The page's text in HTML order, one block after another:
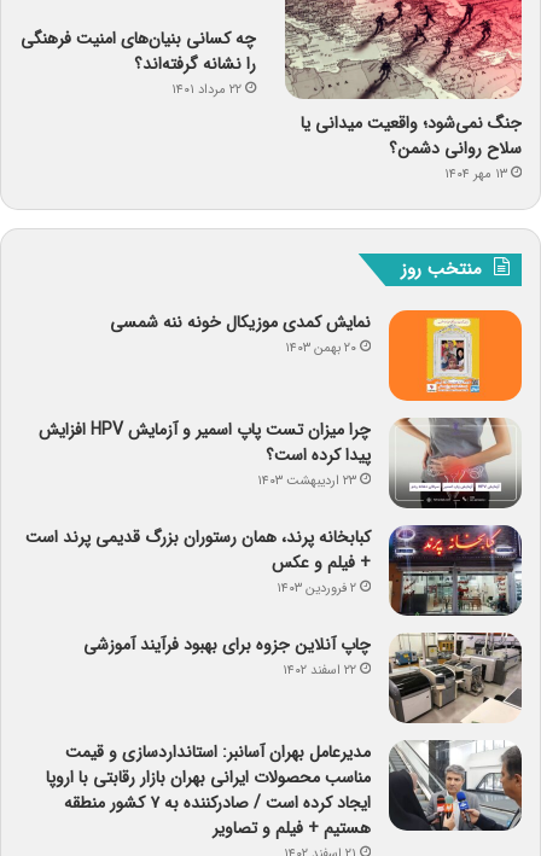
جنگ نمی‌شود؛ واقعیت میدانی یا
سلاح روانی دشمن؟
۱۳ مهر ۱۴۰۴
چه کسانی بنیان‌های امنیت فرهنگی
را نشانه گرفته‌اند؟
۲۲ مرداد ۱۴۰۱
منتخب روز
نمایش کمدی موزیکال خونه ننه شمسی
۲۰ بهمن ۱۴۰۳
چرا میزان تست پاپ اسمیر و آزمایش HPV افزایش
پیدا کرده است؟
۲۳ اردیبهشت ۱۴۰۳
کبابخانه پرند، همان رستوران بزرگ قدیمی پرند است
+ فیلم و عکس
۲ فروردین ۱۴۰۳
چاپ آنلاین جزوه برای بهبود فرآیند آموزشی
۲۲ اسفند ۱۴۰۲
مدیرعامل بهران آسانبر: استانداردسازی و قیمت
مناسب محصولات ایرانی بهران بازار رقابتی با اروپا
ایجاد کرده است / صادرکننده به ۷ کشور منطقه
هستیم + فیلم و تصاویر